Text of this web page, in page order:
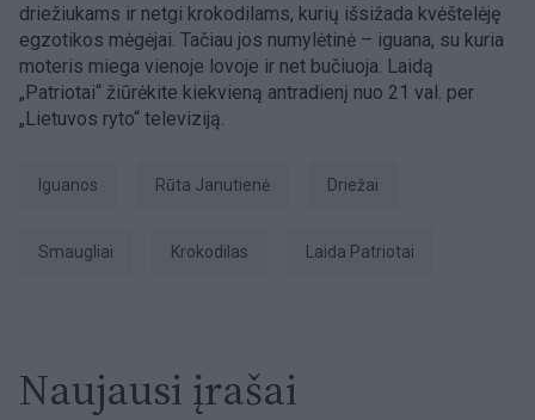
driežiukams ir netgi krokodilams, kurių išsižada kvėštelėję
egzotikos mėgėjai. Tačiau jos numylėtinė – iguana, su kuria
moteris miega vienoje lovoje ir net bučiuoja. Laidą
„Patriotai“ žiūrėkite kiekvieną antradienį nuo 21 val. per
„Lietuvos ryto“ televiziją.
Iguanos Rūta Janutienė driežai
smaugliai Krokodilas laida Patriotai
Naujausi įrašai